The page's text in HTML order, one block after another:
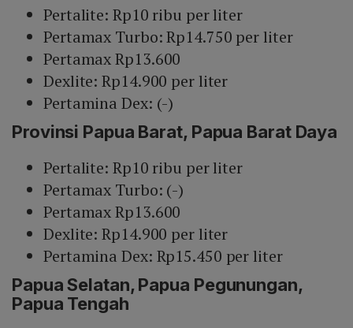
Pertalite: Rp10 ribu per liter
Pertamax Turbo: Rp14.750 per liter
Pertamax Rp13.600
Dexlite: Rp14.900 per liter
Pertamina Dex: (-)
Provinsi Papua Barat, Papua Barat Daya
Pertalite: Rp10 ribu per liter
Pertamax Turbo: (-)
Pertamax Rp13.600
Dexlite: Rp14.900 per liter
Pertamina Dex: Rp15.450 per liter
Papua Selatan, Papua Pegunungan,
Papua Tengah